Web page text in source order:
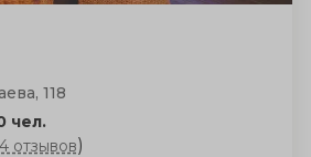
118
чел.
отзывов)